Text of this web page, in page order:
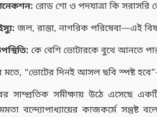
রোড শো ও পদযাত্রা কি সরাসরি
জল, রাস্তা, নাগরিক পরিষেবা—এই
কে বেশি ভোটারকে বুথে আনতে
মতে, “ভোটের দিনই আসল ছবি স্পষ্ট
সাম্প্রতিক সমীক্ষায় উঠে এসেছে
মমতা বন্দ্যোপাধ্যায়ের কাজকর্মে সন্তুষ্ট